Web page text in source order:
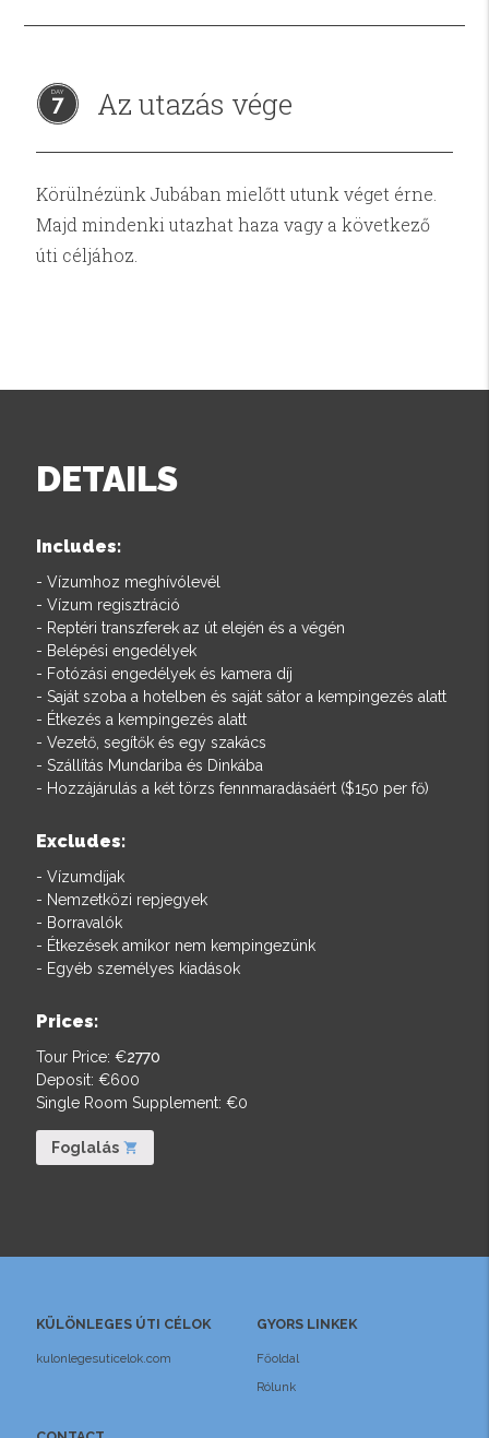
7 Az utazás vége
Körülnézünk Jubában mielőtt utunk véget érne.
Majd mindenki utazhat haza vagy a következő
úti céljához.
DETAILS
Includes:
- Vízumhoz meghívólevél
- Vízum regisztráció
- Reptéri transzferek az út elején és a végén
- Belépési engedélyek
- Fotózási engedélyek és kamera díj
- Saját szoba a hotelben és saját sátor a kempingezés alatt
- Étkezés a kempingezés alatt
- Vezető, segítők és egy szakács
- Szállítás Mundariba és Dinkába
- Hozzájárulás a két törzs fennmaradásáért ($150 per fő)
Excludes:
- Vízumdíjak
- Nemzetközi repjegyek
- Borravalók
- Étkezések amikor nem kempingezünk
- Egyéb személyes kiadások
Prices:
Tour Price: €2770
Deposit: €600
Single Room Supplement: €0
Foglalás shopping_cart
KÜLÖNLEGES ÚTI CÉLOK
kulonlegesuticelok.com
GYORS LINKEK
Főoldal
Rólunk